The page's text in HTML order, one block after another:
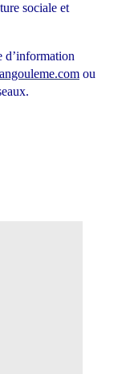
sociale et
d’information
​ ou